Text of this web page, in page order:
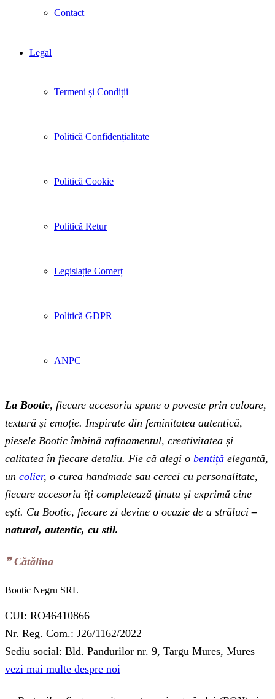
Contact
Legal
Termeni și Condiții
Politică Confidențialitate
Politică Cookie
Politică Retur
Legislație Comerț
Politică GDPR
ANPC
La Bootic, fiecare accesoriu spune o poveste prin culoare,
textură și emoție. Inspirate din feminitatea autentică,
piesele Bootic îmbină rafinamentul, creativitatea și
calitatea în fiecare detaliu. Fie că alegi o bentiță elegantă,
un colier, o curea handmade sau cercei cu personalitate,
fiecare accesoriu îți completează ținuta și exprimă cine
ești. Cu Bootic, fiecare zi devine o ocazie de a străluci –
natural, autentic, cu stil.
❞‬ Cătălina
Bootic Negru SRL
CUI: RO46410866
Nr. Reg. Com.: J26/1162/2022
Sediu social: Bld. Pandurilor nr. 9, Targu Mures, Mures
vezi mai multe despre noi